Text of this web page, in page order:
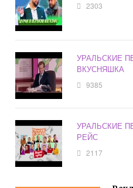
2303
УРАЛЬСКИЕ
ВКУСНЯШКА
9385
УРАЛЬСКИЕ
РЕЙС
2117